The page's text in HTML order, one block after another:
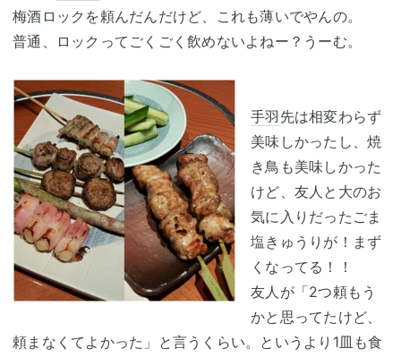
梅酒ロックを頼んだんだけど、これも薄いでやんの。
普通、ロックってごくごく飲めないよねー？うーむ。
手羽 先は相変わらず
美味しかったし、焼
き鳥も美味しかった
けど、友人と大のお
気に入りだったごま
塩きゅうりが！まず
くなってる！！
友人が「2つ頼もう
かと思ってたけど、
頼まなくてよかった」と言うくらい。というより1皿も食